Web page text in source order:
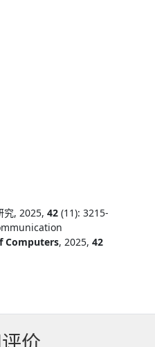
究, 2025, 42 (11): 3215-
Computers, 2025, 42